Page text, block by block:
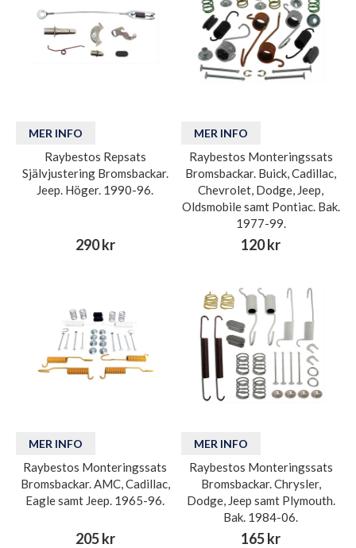
MER INFO
Raybestos Repsats
Självjustering Bromsbackar.
Jeep. Höger. 1990-96.
290 kr
MER INFO
Raybestos Monteringssats
Bromsbackar. Buick, Cadillac,
Chevrolet, Dodge, Jeep,
Oldsmobile samt Pontiac. Bak.
1977-99.
120 kr
MER INFO
Raybestos Monteringssats
Bromsbackar. AMC, Cadillac,
Eagle samt Jeep. 1965-96.
205 kr
MER INFO
Raybestos Monteringssats
Bromsbackar. Chrysler,
Dodge, Jeep samt Plymouth.
Bak. 1984-06.
165 kr